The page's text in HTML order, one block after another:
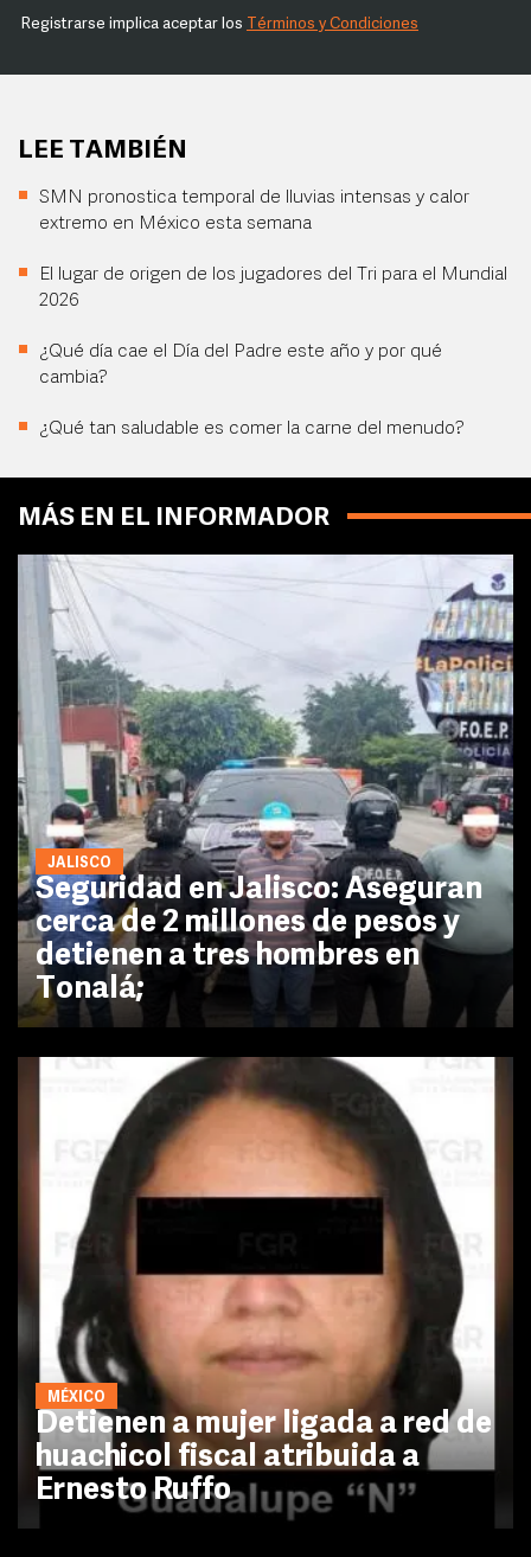
Registrarse implica aceptar los Términos y Condiciones
LEE TAMBIÉN
SMN pronostica temporal de lluvias intensas y calor
extremo en México esta semana
El lugar de origen de los jugadores del Tri para el Mundial
2026
¿Qué día cae el Día del Padre este año y por qué
cambia?
¿Qué tan saludable es comer la carne del menudo?
MÁS EN EL INFORMADOR
JALISCO
Seguridad en Jalisco: Aseguran
cerca de 2 millones de pesos y
detienen a tres hombres en
Tonalá;
MÉXICO
Detienen a mujer ligada a red de
huachicol fiscal atribuida a
Ernesto Ruffo